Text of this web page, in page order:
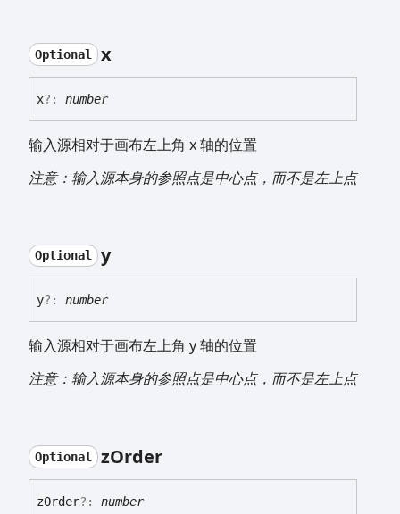
Optional x
x?: number
输入源相对于画布左上角 x 轴的位置
注意：输入源本身的参照点是中心点，而不是左上点
Optional y
y?: number
输入源相对于画布左上角 y 轴的位置
注意：输入源本身的参照点是中心点，而不是左上点
Optional zOrder
zOrder?: number